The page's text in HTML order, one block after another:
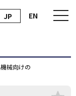
JP EN
械向けの